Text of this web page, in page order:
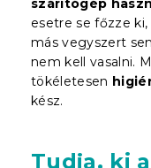
szárítógép
esetre se főzze
más vegyszert
nem kell vasalni.
tökéletesen
kész.
Tudja, ki